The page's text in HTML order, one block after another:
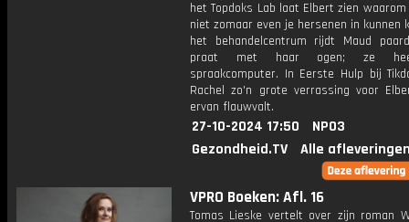
het Topdoks Lab laat Elbert zien
niet zomaar even je hersenen in kunnen
het behandelcentrum rijdt Maud
praat met haar ogen; ze
spraakcomputer. In Eerste Hulp bij
Rachel zo'n grote verrassing voor
ervan flauwvalt.
27-10-2024 17:50
NPO3
Gezondheid.TV
Alle
VPRO Boeken: Afl. 16
Tomas Lieske vertelt over zijn roman